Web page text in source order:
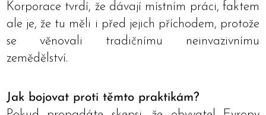
Korporace tvrdí, že dávají místním práci, faktem
ale je, že tu měli i před jejich příchodem, protože
se věnovali tradičnímu neinvazivnímu
zemědělství.
Jak bojovat proti těmto praktikám?